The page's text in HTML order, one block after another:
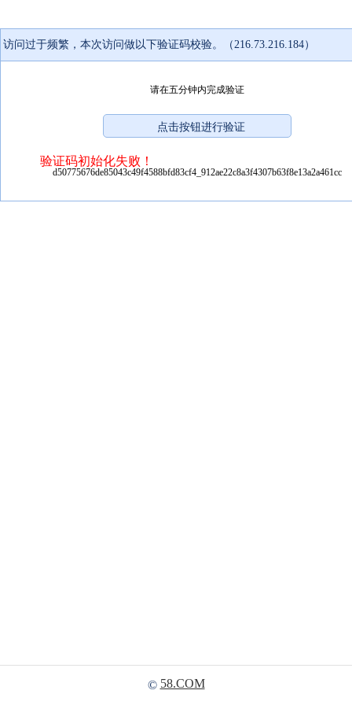
访问过于频繁，本次访问做以下验证码校验。（216.73.216.184）
请在五分钟内完成验证
验证码初始化失败！
d50775676de85043c49f4588bfd83cf4_912ae22c8a3f4307b63f8e13a2a461cc
© 58.COM